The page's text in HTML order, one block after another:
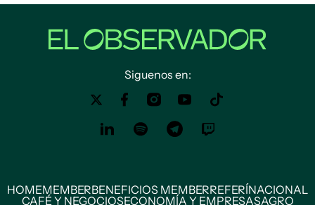
Siguenos en:
HOMEMEMBERBENEFICIOS MEMBERREFERÍNACIONAL
CAFÉ Y NEGOCIOSECONOMÍA Y EMPRESASAGRO